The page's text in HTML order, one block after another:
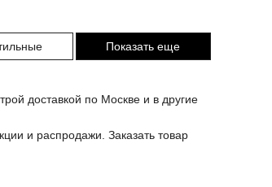
Показать еще
доставкой по Москве и в другие
и распродажи. Заказать товар